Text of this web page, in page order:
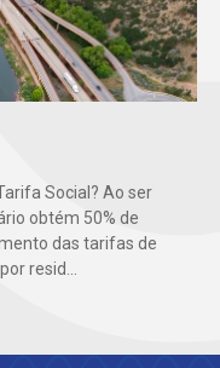
Social? Ao ser
obtém 50% de
das tarifas de
resid...